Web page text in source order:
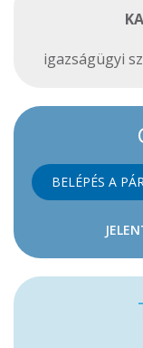
igazságügyi
BELÉPÉS A